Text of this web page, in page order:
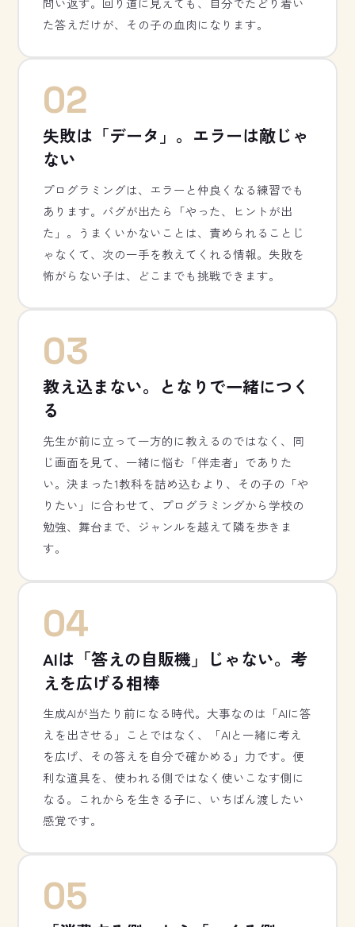
た答えだけが、その子の血肉になります。
02
失敗は「データ」。エラーは敵じゃ
ない
プログラミングは、エラーと仲良くなる練習でも
あります。バグが出たら「やった、ヒントが出
た」。うまくいかないことは、責められることじ
ゃなくて、次の一手を教えてくれる情報。失敗を
怖がらない子は、どこまでも挑戦できます。
03
教え込まない。となりで一緒につく
る
先生が前に立って一方的に教えるのではなく、同
じ画面を見て、一緒に悩む「伴走者」でありた
い。決まった1教科を詰め込むより、その子の「や
りたい」に合わせて、プログラミングから学校の
勉強、舞台まで、ジャンルを越えて隣を歩きま
す。
04
AIは「答えの自販機」じゃない。考
えを広げる相棒
生成AIが当たり前になる時代。大事なのは「AIに答
えを出させる」ことではなく、「AIと一緒に考え
を広げ、その答えを自分で確かめる」力です。便
利な道具を、使われる側ではなく使いこなす側に
なる。これからを生きる子に、いちばん渡したい
感覚です。
05